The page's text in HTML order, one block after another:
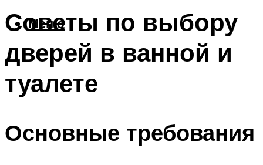
Меню
Советы по выбору
дверей в ванной и
туалете
Основные требования